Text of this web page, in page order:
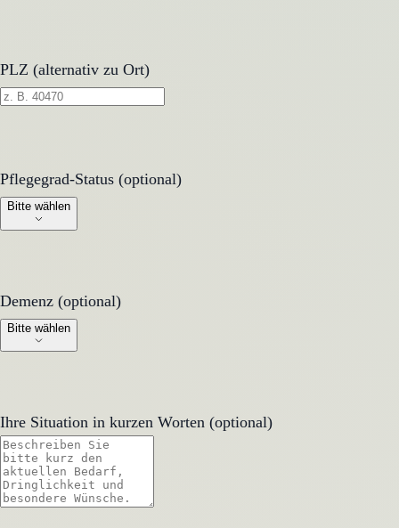
PLZ (alternativ zu Ort)
Pflegegrad-Status (optional)
Pflegegrad-Status (optional)
Bitte wählen
Demenz (optional)
Demenz (optional)
Bitte wählen
Ihre Situation in kurzen Worten (optional)